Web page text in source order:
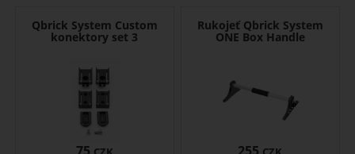
Qbrick System Custom
konektory set 3
Rukojeť Qbrick System
ONE Box Handle